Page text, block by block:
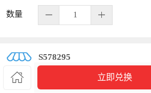
数量
S578295
 立即兑换